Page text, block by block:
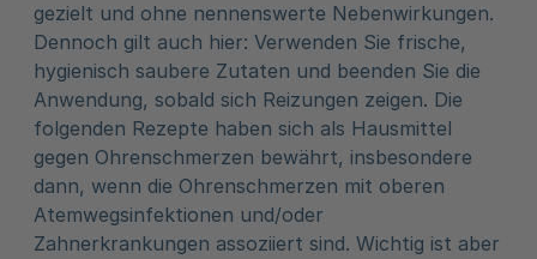
gezielt und ohne nennenswerte Nebenwirkungen.
Dennoch gilt auch hier: Verwenden Sie frische,
hygienisch saubere Zutaten und beenden Sie die
Anwendung, sobald sich Reizungen zeigen. Die
folgenden Rezepte haben sich als Hausmittel
gegen Ohrenschmerzen bewährt, insbesondere
dann, wenn die Ohrenschmerzen mit oberen
Atemwegsinfektionen und/oder
Zahnerkrankungen assoziiert sind. Wichtig ist aber